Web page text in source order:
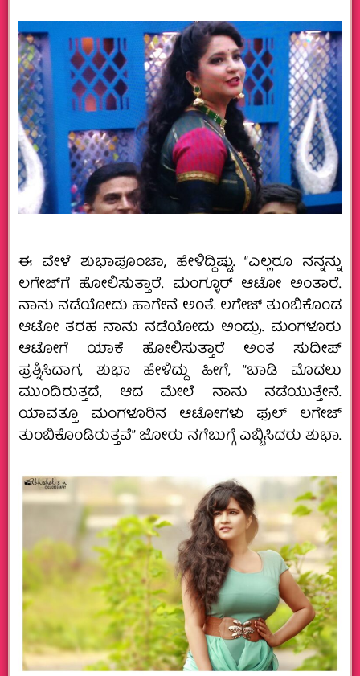
ಈ ವೇಳೆ ಶುಭಾಪೂಂಜಾ, ಹೇಳಿದ್ದಿಷ್ಟು. “ಎಲ್ಲರೂ ನನ್ನನ್ನು
ಲಗೇಜ್‌ಗೆ ಹೋಲಿಸುತ್ತಾರೆ. ಮಂಗ್ಳೂರ್ ಆಟೋ ಅಂತಾರೆ.
ನಾನು ನಡೆಯೋದು ಹಾಗೇನೆ ಅಂತೆ. ಲಗೇಜ್ ತುಂಬಿಕೊಂಡ
ಆಟೋ ತರಹ ನಾನು ನಡೆಯೋದು ಅಂದ್ರು‌. ಮಂಗಳೂರು
ಆಟೋಗೆ ಯಾಕೆ ಹೋಲಿಸುತ್ತಾರೆ ಅಂತ ಸುದೀಪ್‌
ಪ್ರಶ್ನಿಸಿದಾಗ, ಶುಭಾ ಹೇಳಿದ್ದು ಹೀಗೆ, “ಬಾಡಿ ಮೊದಲು
ಮುಂದಿರುತ್ತದೆ, ಆದ ಮೇಲೆ ನಾನು ನಡೆಯುತ್ತೇನೆ.
ಯಾವತ್ತೂ ಮಂಗಳೂರಿನ ಆಟೋಗಳು ಫುಲ್ ಲಗೇಜ್
ತುಂಬಿಕೊಂಡಿರುತ್ತವೆ” ಜೋರು ನಗೆಬುಗ್ಗೆ ಎಬ್ಬಿಸಿದರು ಶುಭಾ.